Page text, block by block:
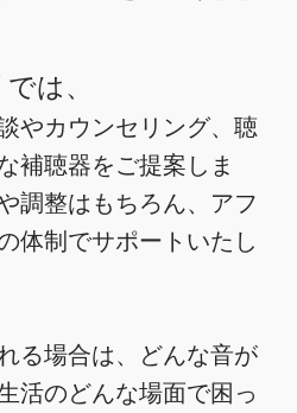
は、
やカウンセリング、聴
補聴器をご提案しま
調整はもちろん、アフ
体制でサポートいたし
る場合は、どんな音が
活のどんな場面で困っ